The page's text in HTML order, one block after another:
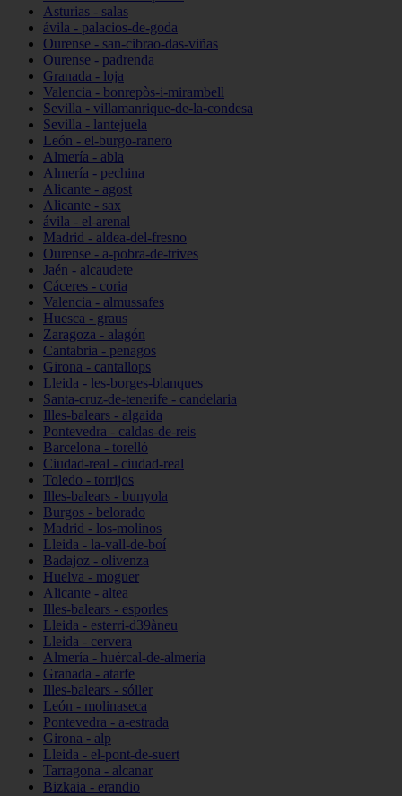
Asturias - salas
ávila - palacios-de-goda
Ourense - san-cibrao-das-viñas
Ourense - padrenda
Granada - loja
Valencia - bonrepòs-i-mirambell
Sevilla - villamanrique-de-la-condesa
Sevilla - lantejuela
León - el-burgo-ranero
Almería - abla
Almería - pechina
Alicante - agost
Alicante - sax
ávila - el-arenal
Madrid - aldea-del-fresno
Ourense - a-pobra-de-trives
Jaén - alcaudete
Cáceres - coria
Valencia - almussafes
Huesca - graus
Zaragoza - alagón
Cantabria - penagos
Girona - cantallops
Lleida - les-borges-blanques
Santa-cruz-de-tenerife - candelaria
Illes-balears - algaida
Pontevedra - caldas-de-reis
Barcelona - torelló
Ciudad-real - ciudad-real
Toledo - torrijos
Illes-balears - bunyola
Burgos - belorado
Madrid - los-molinos
Lleida - la-vall-de-boí
Badajoz - olivenza
Huelva - moguer
Alicante - altea
Illes-balears - esporles
Lleida - esterri-d39àneu
Lleida - cervera
Almería - huércal-de-almería
Granada - atarfe
Illes-balears - sóller
León - molinaseca
Pontevedra - a-estrada
Girona - alp
Lleida - el-pont-de-suert
Tarragona - alcanar
Bizkaia - erandio